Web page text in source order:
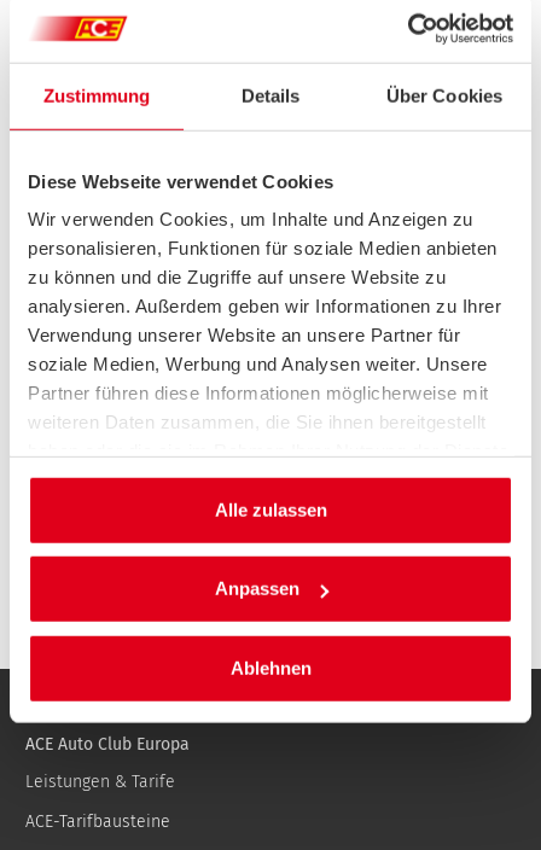
Zustimmung Details Über Cookies
Diese Webseite verwendet Cookies
Wir verwenden Cookies, um Inhalte und Anzeigen zu
personalisieren, Funktionen für soziale Medien anbieten
zu können und die Zugriffe auf unsere Website zu
analysieren. Außerdem geben wir Informationen zu Ihrer
Verwendung unserer Website an unsere Partner für
soziale Medien, Werbung und Analysen weiter. Unsere
Partner führen diese Informationen möglicherweise mit
weiteren Daten zusammen, die Sie ihnen bereitgestellt
gesammelt haben.
Alle zulassen
Anpassen
Ablehnen
Ab morgen (09.08.2026)
. .
ZUSATZLEISTUNG WÄHLEN (OPTIONAL)
ACE CAMPER
F
Weiter
IHR MITGLIEDSBEITRAG
52,00€
Jahr
ACE Auto Club Europa
Leistungen & Tarife
ACE-Tarifbausteine